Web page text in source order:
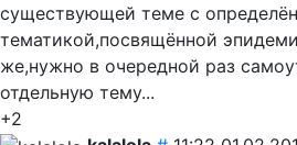
существующей теме с
тематикой,посвящённой
же,нужно в очередной раз
отдельную тему...
+2